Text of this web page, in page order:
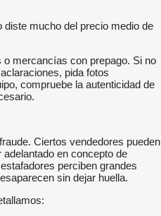
mucho del precio medio de
mercancías con prepago. Si no
pida fotos
compruebe la autenticidad de
Ciertos vendedores pueden
adelantado en concepto de
perciben grandes
sin dejar huella.